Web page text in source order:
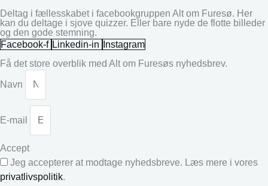
Deltag i fællesskabet i facebookgruppen Alt om Furesø. Her
kan du deltage i sjove quizzer. Eller bare nyde de flotte billeder
og den gode stemning.
Facebook-f Linkedin-in
Instagram
Få det store overblik med Alt om Furesøs nyhedsbrev.
Navn
E-mail
Accept
Jeg accepterer at modtage nyhedsbreve. Læs mere i vores
privatlivspolitik.